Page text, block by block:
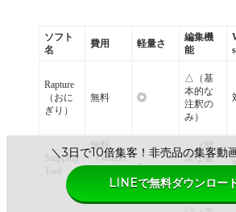
ソフト
名
費用 軽量さ
編集機
能
Rapture
（おに
ぎり）
無料 ◎
△（基
本的な
注釈の
み）
Snipping
Tool
無料
（Windo
○
△（簡
単な書
のみ）
＼3日で10倍集客！非売品の集客動
LINEで無料ダウンロー